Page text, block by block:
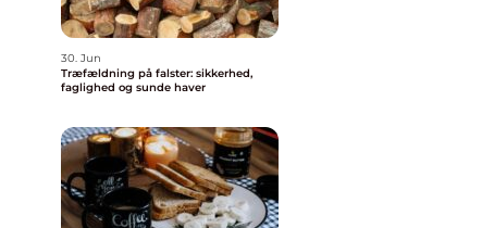
30. Jun
Træfældning på falster: sikkerhed,
faglighed og sunde haver